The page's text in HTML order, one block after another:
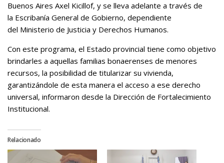
Buenos Aires Axel Kicillof, y se lleva adelante a través de
la Escribanía General de Gobierno, dependiente
del Ministerio de Justicia y Derechos Humanos.
Con este programa, el Estado provincial tiene como objetivo
brindarles a aquellas familias bonaerenses de menores
recursos, la posibilidad de titularizar su vivienda,
garantizándole de esta manera el acceso a ese derecho
universal, informaron desde la Dirección de Fortalecimiento
Institucional.
Relacionado